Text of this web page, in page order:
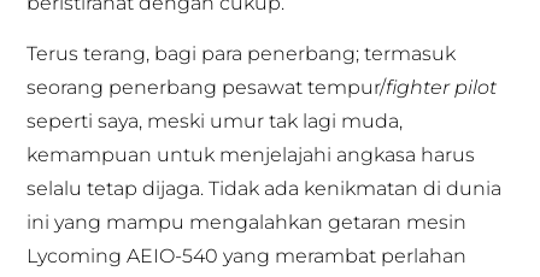
Terus terang, bagi para penerbang; termasuk
seorang penerbang pesawat tempur/fighter pilot
seperti saya, meski umur tak lagi muda,
kemampuan untuk menjelajahi angkasa harus
selalu tetap dijaga. Tidak ada kenikmatan di dunia
ini yang mampu mengalahkan getaran mesin
Lycoming AEIO-540 yang merambat perlahan